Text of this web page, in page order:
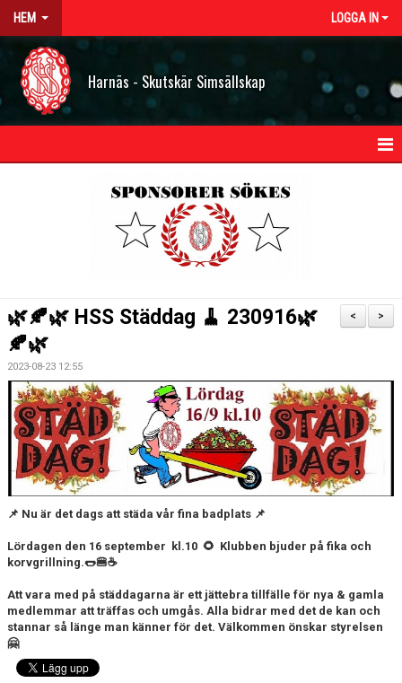
HEM LOGGA IN
Harnäs - Skutskär Simsällskap
STYRELSEN
FJÄRRANHÖJDERBADET
HARNÄSBADET
>
<
🌿🍂🌿 HSS Städdag 🧹 230916🌿
🍂🌿
2023-08-23 12:55
📌 Nu är det dags att städa vår fina badplats 📌
Lördagen den 16 september kl.10 🌻 Klubben bjuder på fika och
korvgrillning.🌭🍔☕
Att vara med på städdagarna är ett jättebra tillfälle för nya & gamla
medlemmar att träffas och umgås. Alla bidrar med det de kan och
stannar så länge man känner för det. Välkommen önskar styrelsen
🤗